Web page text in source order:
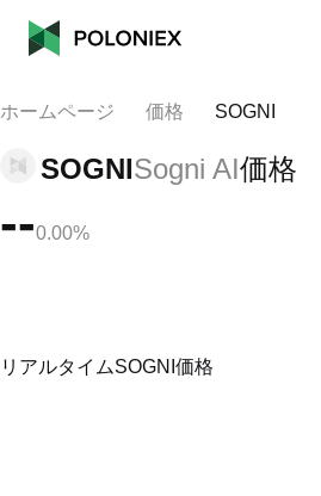
ホームページ 価格 SOGNI
SOGNISogni AI価格
--0.00%
リアルタイムSOGNI価格